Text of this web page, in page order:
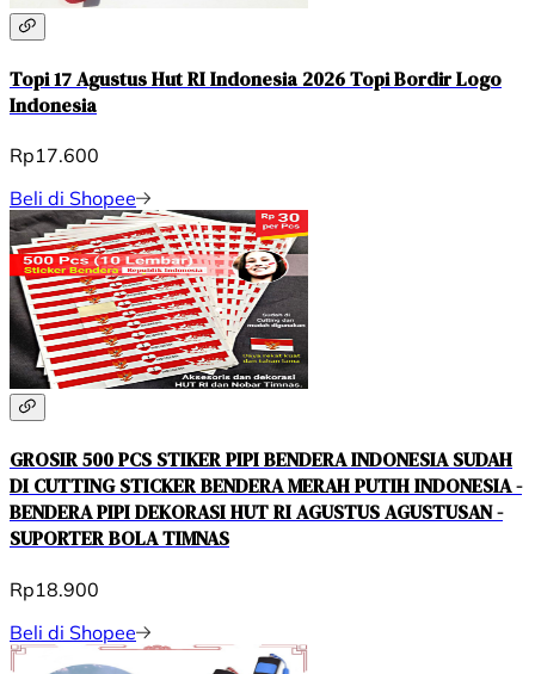
Topi 17 Agustus Hut RI Indonesia 2026 Topi Bordir Logo
Indonesia
Rp17.600
Beli di Shopee
GROSIR 500 PCS STIKER PIPI BENDERA INDONESIA SUDAH
DI CUTTING STICKER BENDERA MERAH PUTIH INDONESIA -
BENDERA PIPI DEKORASI HUT RI AGUSTUS AGUSTUSAN -
SUPORTER BOLA TIMNAS
Rp18.900
Beli di Shopee